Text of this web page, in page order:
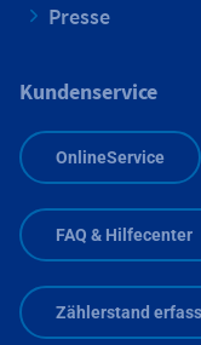
Presse
Kundenservice
OnlineService
FAQ & Hilfecenter
Zählerstand